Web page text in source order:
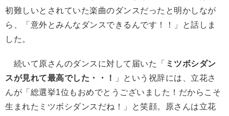
初難しいとされていた楽曲のダンスだったと明かしなが
ら、「意外とみんなダンスできるんです！！」と話しま
した。
続いて原さんのダンスに対して届いた「 ミツボシダン
スが見れて最高でした・・！
」という祝辞には、立花さ
んが「総選挙1位もおめでとうございました！だからこそ
生まれたミツボシダンスだね！」と笑顔。原さんは立花